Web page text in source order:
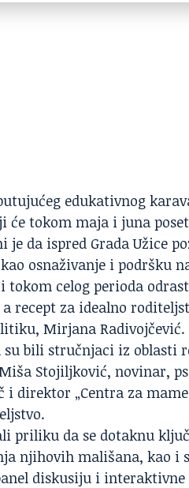
edukativnog
će tokom maja i juna
je da ispred Grada Užice
kao osnaživanje i podršku
tokom celog perioda
recept za idealno
Mirjana Radivojčević.
su bili stručnjaci iz oblasti
Stojiljković, novinar,
i direktor „Centra za
priliku da se dotaknu
njihovih mališana, kao i
diskusiju i